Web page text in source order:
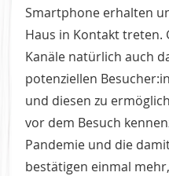
Smartphone erhalten
Haus in Kontakt treten.
Kanäle natürlich auch
potenziellen
und diesen zu
vor dem Besuch
Pandemie und die
bestätigen einmal